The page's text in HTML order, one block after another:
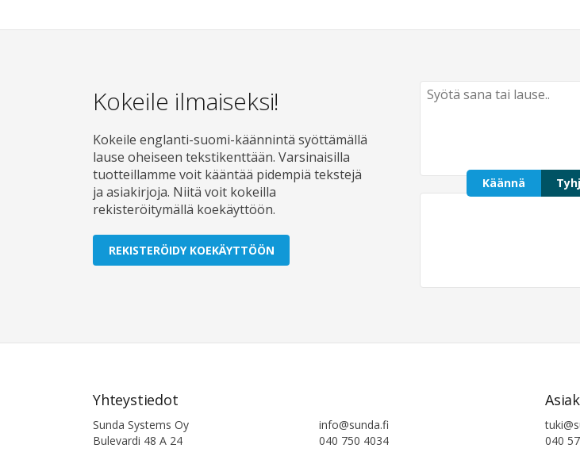
Kokeile ilmaiseksi!
Kokeile englanti-suomi-käännintä syöttämällä
lause oheiseen tekstikenttään. Varsinaisilla
tuotteillamme voit kääntää pidempiä tekstejä
ja asiakirjoja. Niitä voit kokeilla
rekisteröitymällä koekäyttöön.
REKISTERÖIDY KOEKÄYTTÖÖN
Käännä
Yhteystiedot
Sunda Systems Oy
Bulevardi 48 A 24
info@sunda.fi
040 750 4034
040